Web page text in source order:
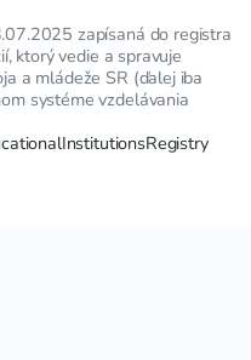
zapísaná do registra
ktorý vedie a spravuje
a mládeže SR (ďalej iba
systéme vzdelávania